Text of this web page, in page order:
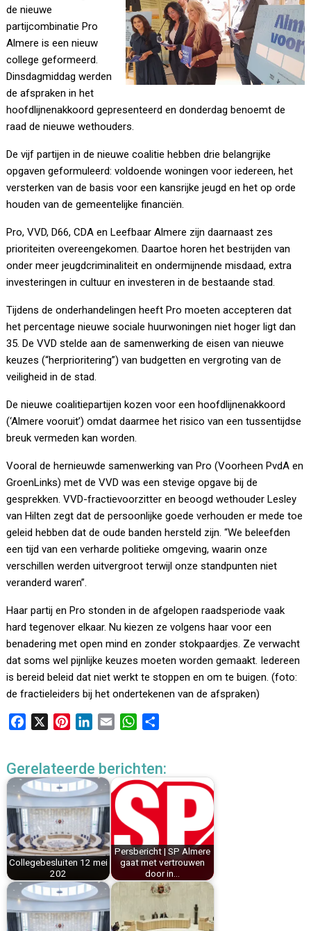
de nieuwe
partijcombinatie Pro
Almere is een nieuw
college geformeerd.
Dinsdagmiddag werden
de afspraken in het
hoofdlijnenakkoord gepresenteerd en donderdag benoemt de
raad de nieuwe wethouders.
De vijf partijen in de nieuwe coalitie hebben drie belangrijke
opgaven geformuleerd: voldoende woningen voor iedereen, het
versterken van de basis voor een kansrijke jeugd en het op orde
houden van de gemeentelijke financiën.
Pro, VVD, D66, CDA en Leefbaar Almere zijn daarnaast zes
prioriteiten overeengekomen. Daartoe horen het bestrijden van
onder meer jeugdcriminaliteit en ondermijnende misdaad, extra
investeringen in cultuur en investeren in de bestaande stad.
Tijdens de onderhandelingen heeft Pro moeten accepteren dat
het percentage nieuwe sociale huurwoningen niet hoger ligt dan
35. De VVD stelde aan de samenwerking de eisen van nieuwe
keuzes (“herprioritering”) van budgetten en vergroting van de
veiligheid in de stad.
De nieuwe coalitiepartijen kozen voor een hoofdlijnenakkoord
(‘Almere vooruit’) omdat daarmee het risico van een tussentijdse
breuk vermeden kan worden.
Vooral de hernieuwde samenwerking van Pro (Voorheen PvdA en
GroenLinks) met de VVD was een stevige opgave bij de
gesprekken. VVD-fractievoorzitter en beoogd wethouder Lesley
van Hilten zegt dat de persoonlijke goede verhouden er mede toe
geleid hebben dat de oude banden hersteld zijn. “We beleefden
een tijd van een verharde politieke omgeving, waarin onze
verschillen werden uitvergroot terwijl onze standpunten niet
veranderd waren”.
Haar partij en Pro stonden in de afgelopen raadsperiode vaak
hard tegenover elkaar. Nu kiezen ze volgens haar voor een
benadering met open mind en zonder stokpaardjes. Ze verwacht
dat soms wel pijnlijke keuzes moeten worden gemaakt. Iedereen
is bereid beleid dat niet werkt te stoppen en om te buigen. (foto:
de fractieleiders bij het ondertekenen van de afspraken)
e
b
o
o
k
t
e
r
e
s
t
k
e
d
I
n
i
l
W
t
s
A
p
e
n
Gerelateerde berichten:
Collegebesluiten 12 mei
202
Persbericht | SP Almere
gaat met vertrouwen
door in…